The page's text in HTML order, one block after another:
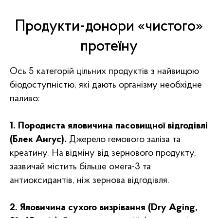
Продукти-донори «чистого»
протеїну
Ось 5 категорій цільних продуктів з найвищою
біодоступністю, які дають організму необхідне
паливо:
1. Породиста яловичина пасовищної відгодівлі
(Блек Ангус). Джерело гемового заліза та
креатину. На відміну від зернового продукту,
зазвичай містить більше омега-3 та
антиоксидантів, ніж зернова відгодівля.
2. Яловичина сухого визрівання (Dry Aging,